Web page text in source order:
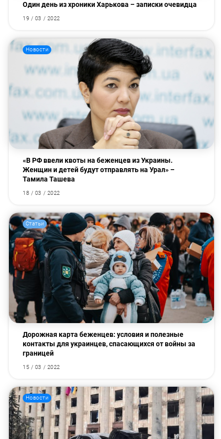
Один день из хроники Харькова – записки очевидца
19 / 03 / 2022
Новости
«В РФ ввели квоты на беженцев из Украины.
Женщин и детей будут отправлять на Урал» –
Тамила Ташева
18 / 03 / 2022
Статьи
Дорожная карта беженцев: условия и полезные
контакты для украинцев, спасающихся от войны за
границей
15 / 03 / 2022
Новости